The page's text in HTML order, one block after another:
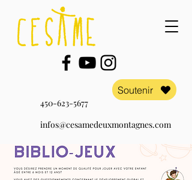
Soutenir
450-623-5677
infos@cesamedeuxmontagnes.com